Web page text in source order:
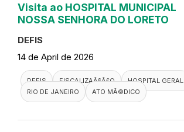
Visita ao HOSPITAL MUNICIPAL
NOSSA SENHORA DO LORETO
DEFIS
14 de April de 2026
DEFIS FISCALIZAÃ§Ã£O
HOSPITAL GERAL
RIO DE JANEIRO
ATO MÃ©DICO